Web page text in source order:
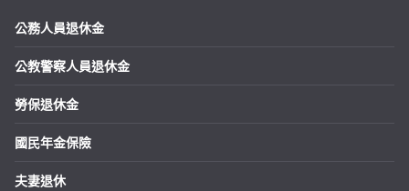
公務人員退休金
公教警察人員退休金
勞保退休金
國民年金保險
夫妻退休